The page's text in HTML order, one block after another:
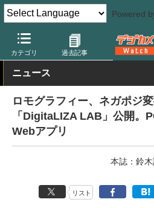
Powered
カテゴリ 過去記事
デジカメ Watch フィルム関連 フ
ニュース
ロモグラフィー、ネガポジ
「DigitaLIZA LAB」公開。
Webアプリ
本誌：鈴
リスト